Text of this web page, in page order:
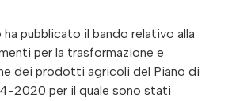
pubblicato il bando relativo alla
per la trasformazione e
dei prodotti agricoli del Piano di
2020 per il quale sono stati